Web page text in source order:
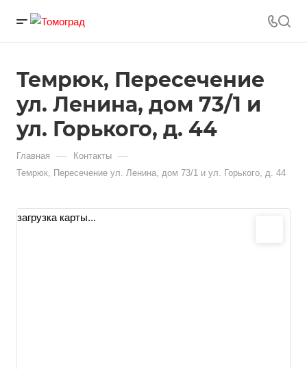
Темрюк, Пересечение
ул. Ленина, дом 73/1 и
ул. Горького, д. 44
Главная — Контакты —
Темрюк, Пересечение ул. Ленина, дом 73/1 и ул. Горького, д. 44
загрузка карты...